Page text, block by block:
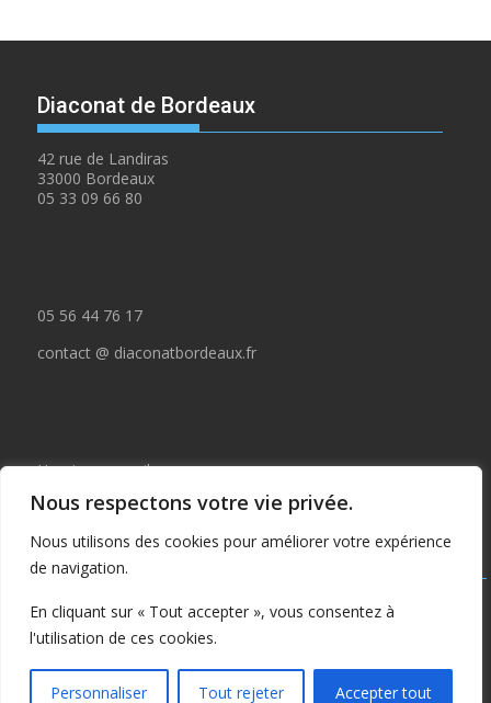
Nous respectons votre vie privée.
Nous utilisons des cookies pour améliorer votre expérience
de navigation.
En cliquant sur « Tout accepter », vous consentez à
l'utilisation de ces cookies.
Personnaliser Tout rejeter Accepter tout
Diaconat de Bordeaux
42 rue de Landiras
33000 Bordeaux
05 33 09 66 80
05 56 44 76 17
contact @ diaconatbordeaux.fr
Horaires accueil :
du lundi au jeudi de 09:00 à 12:30
et de 14:00 à 17:00
Tous droits réservés © depuis 2015 : Il est interdit de copier ou
publier tout ou partie de ce contenu sans autorisation préalable
écrite du Diaconat
Proudly powered by WordPress |Theme: SuperMag byAcme